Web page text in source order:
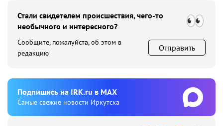
Стали свидетелем происшествия, чего-то
необычного и интересного?
Сообщите, пожалуйста, об этом в
редакцию
Отправить
Подпишиcь на IRK.ru в MAX
Cамые свежие новости Иркутска